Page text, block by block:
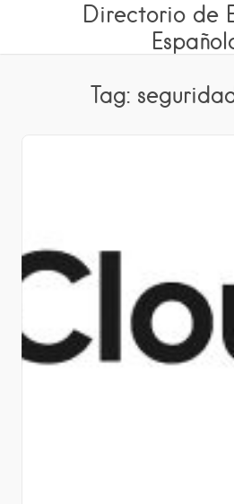
Directorio de
Tag: